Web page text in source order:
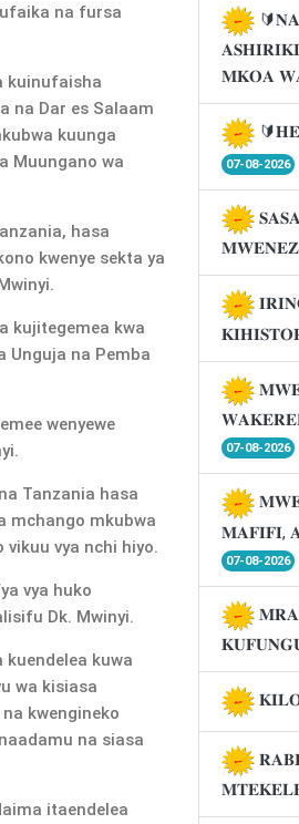
na fursa
kuinufaisha
na Dar es Salaam
kuunga
Muungano wa
hasa
kwenye sekta ya
kujitegemea kwa
Unguja na Pemba
wenyewe
Tanzania hasa
mchango mkubwa
vya nchi hiyo.
vya huko
Dk. Mwinyi.
kuwa
wa kisiasa
kwengineko
na siasa
itaendelea
𝐌𝐊𝐎𝐀
07-08-2026
07-08-2026
𝐌𝐀𝐅𝐈𝐅𝐈,
07-08-2026